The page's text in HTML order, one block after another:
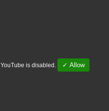
YouTube is disabled. ✓ Allow